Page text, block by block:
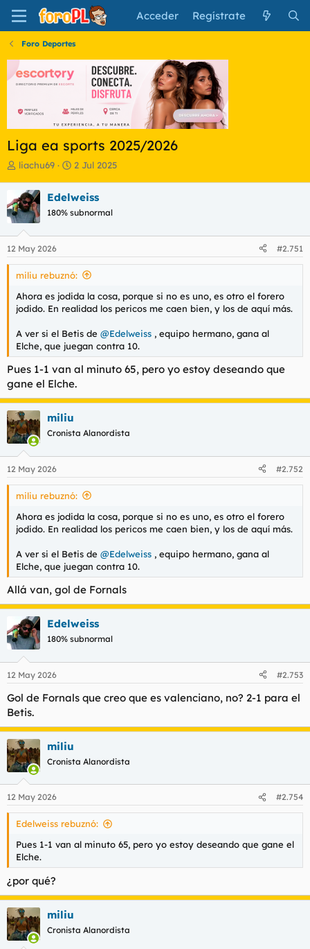
Acceder Regístrate
Foro Deportes
Liga ea sports 2025/2026
I
c
i
a
d
o
r
d
l
t
m
a
liachu69
F
h
a
e
n
i
i
o
2 Jul 2025
Edelweiss
180% subnormal
12 May 2026 #2.751
miliu rebuznó:
Ahora es jodida la cosa, porque si no es uno, es otro el forero
jodido. En realidad los pericos me caen bien, y los de aquí más.
A ver si el Betis de @Edelweiss , equipo hermano, gana al
Elche, que juegan contra 10.
Pues 1-1 van al minuto 65, pero yo estoy deseando que
gane el Elche.
miliu
Cronista Alanordista
12 May 2026 #2.752
miliu rebuznó:
Ahora es jodida la cosa, porque si no es uno, es otro el forero
jodido. En realidad los pericos me caen bien, y los de aquí más.
A ver si el Betis de @Edelweiss , equipo hermano, gana al
Elche, que juegan contra 10.
Allá van, gol de Fornals
Edelweiss
180% subnormal
12 May 2026 #2.753
Gol de Fornals que creo que es valenciano, no? 2-1 para el
Betis.
miliu
Cronista Alanordista
12 May 2026 #2.754
Edelweiss rebuznó:
Pues 1-1 van al minuto 65, pero yo estoy deseando que gane el
Elche.
¿por qué?
miliu
Cronista Alanordista